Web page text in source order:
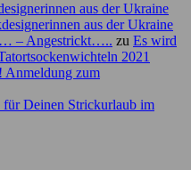
aus der Ukraine
aus der Ukraine
– Angestrickt….. zu Es wird
2021
Anmeldung zum
für Deinen Strickurlaub im